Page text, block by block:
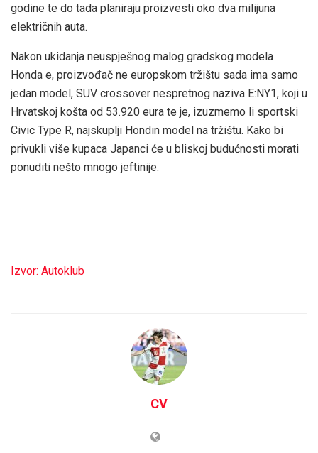
godine te do tada planiraju proizvesti oko dva milijuna
električnih auta.
Nakon ukidanja neuspješnog malog gradskog modela
Honda e, proizvođač ne europskom tržištu sada ima samo
jedan model, SUV crossover nespretnog naziva E:NY1, koji u
Hrvatskoj košta od 53.920 eura te je, izuzmemo li sportski
Civic Type R, najskuplji Hondin model na tržištu. Kako bi
privukli više kupaca Japanci će u bliskoj budućnosti morati
ponuditi nešto mnogo jeftinije.
Izvor: Autoklub
CV